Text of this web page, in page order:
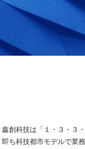
鑫創科技は「１・３・３
即ち科技都市モデルで業